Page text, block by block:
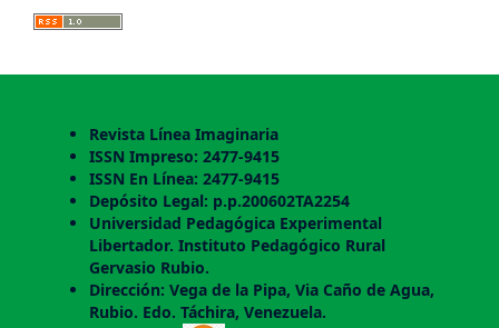
Revista Línea Imaginaria
ISSN Impreso: 2477-9415
ISSN En Línea: 2477-9415
Depósito Legal: p.p.200602TA2254
Universidad Pedagógica Experimental
Libertador. Instituto Pedagógico Rural
Gervasio Rubio.
Dirección: Vega de la Pipa, Via Caño de Agua,
Rubio. Edo. Táchira, Venezuela.